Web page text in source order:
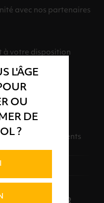
L'ÂGE
OU
DE
?
avec nos partenaires
à votre disposition
à vos événements